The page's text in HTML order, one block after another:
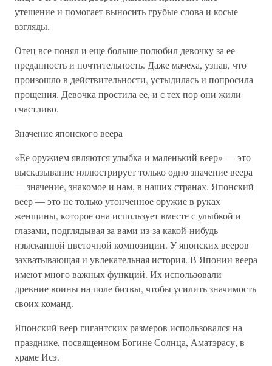
утешение и помогает выносить грубые слова и косые
взгляды.
Отец все понял и еще больше полюбил девочку за ее
преданность и почтительность. Даже мачеха, узнав, что
произошло в действительности, устыдилась и попросила
прощения. Девочка простила ее, и с тех пор они жили
счастливо.
Значение японского веера
«Ее оружием являются улыбка и маленький веер» — это
высказывание иллюстрирует только одно значение веера
— значение, знакомое и нам, в наших странах. Японский
веер — это не только утонченное оружие в руках
женщины, которое она использует вместе с улыбкой и
глазами, подглядывая за вами из-за какой-нибудь
изысканной цветочной композиции. У японских вееров
захватывающая и увлекательная история. В Японии веера
имеют много важных функций. Их использовали
древние воины на поле битвы, чтобы усилить значимость
своих команд.
Японский веер гигантских размеров использовался на
празднике, посвященном Богине Солнца, Аматэрасу, в
храме Исэ.